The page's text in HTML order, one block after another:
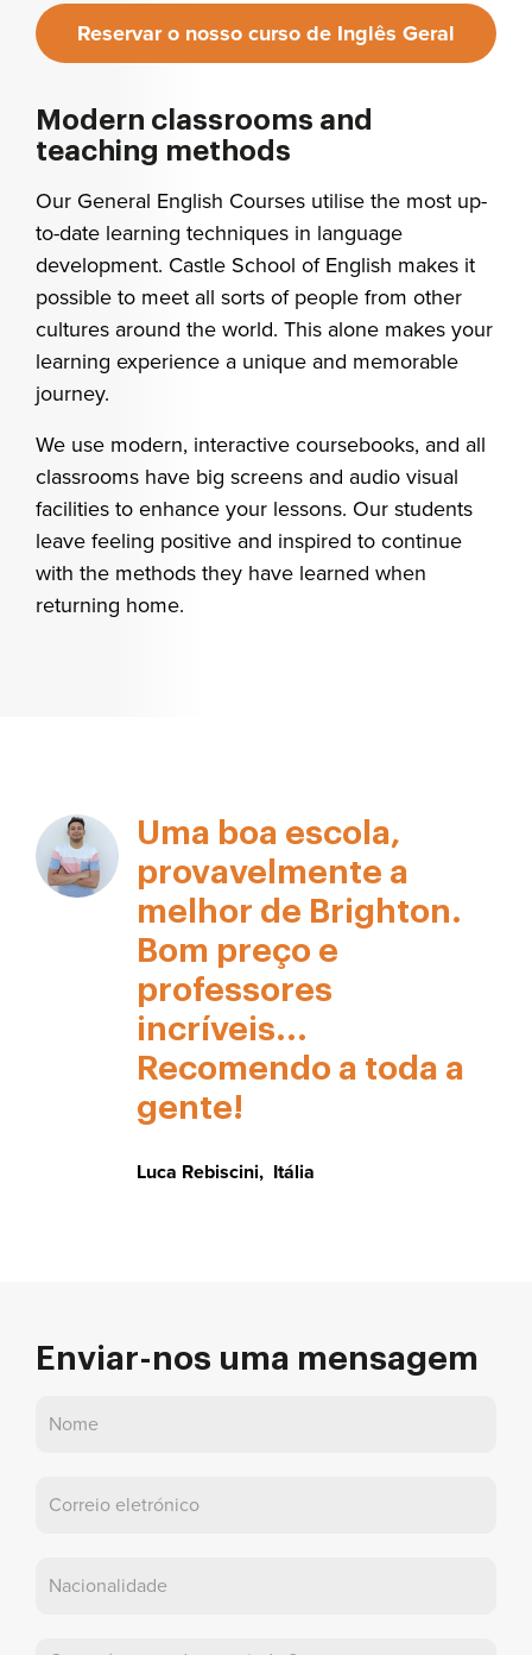
Reservar o nosso curso de Inglês Geral
Modern classrooms and
teaching methods
Our General English Courses utilise the most up-
to-date learning techniques in language
development. Castle School of English makes it
possible to meet all sorts of people from other
cultures around the world. This alone makes your
learning experience a unique and memorable
journey.
We use modern, interactive coursebooks, and all
classrooms have big screens and audio visual
facilities to enhance your lessons. Our students
leave feeling positive and inspired to continue
with the methods they have learned when
returning home.
Uma boa escola,
provavelmente a
melhor de Brighton.
Bom preço e
professores
incríveis...
Recomendo a toda a
gente!
Luca Rebiscini, Itália
Enviar-nos uma mensagem
Contactar-